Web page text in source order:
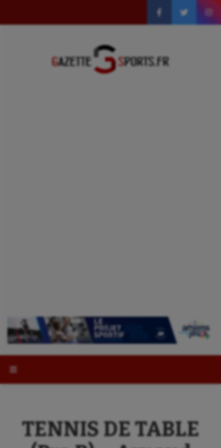
TENNIS DE TABLE